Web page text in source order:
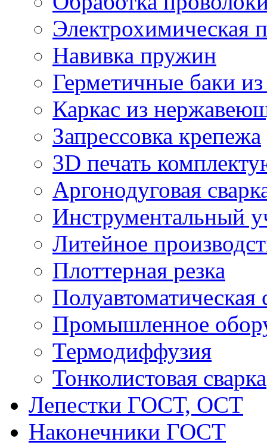
Электрохимическая
Навивка пружин
Герметичные баки
Каркас из
Запрессовка крепежа
3D печать
Аргонодуговая
Инструментальный
Литейное
Плоттерная резка
Полуавтоматическая
Промышленное
Термодиффузия
Тонколистовая сварка
Лепестки ГОСТ, ОСТ
Наконечники ГОСТ